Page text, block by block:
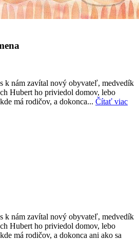
k nám zavítal nový obyvateľ, medvedík
Hubert ho priviedol domov, lebo
má rodičov, a dokonca... Čítať viac
k nám zavítal nový obyvateľ, medvedík
Hubert ho priviedol domov, lebo
má rodičov, a dokonca ani ako sa